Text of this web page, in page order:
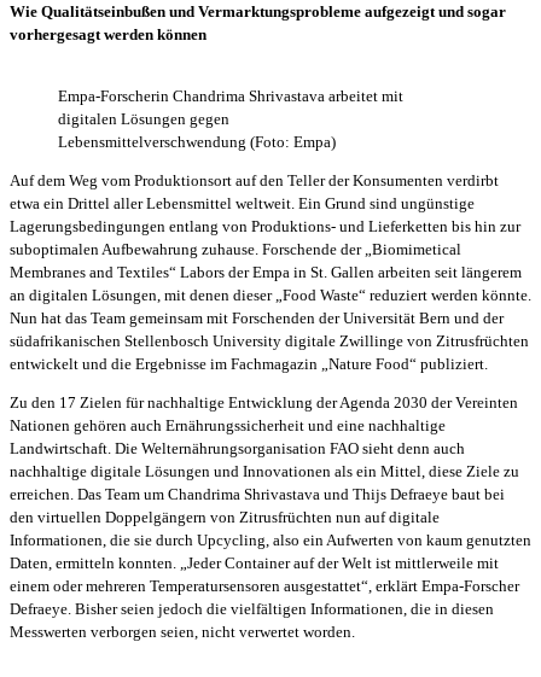
Wie Qualitätseinbußen und Vermarktungsprobleme aufgezeigt und sogar
vorhergesagt werden können
Empa-Forscherin Chandrima Shrivastava arbeitet mit
digitalen Lösungen gegen
Lebensmittelverschwendung (Foto: Empa)
Auf dem Weg vom Produktionsort auf den Teller der Konsumenten verdirbt
etwa ein Drittel aller Lebensmittel weltweit. Ein Grund sind ungünstige
Lagerungsbedingungen entlang von Produktions- und Lieferketten bis hin zur
suboptimalen Aufbewahrung zuhause. Forschende der „Biomimetical
Membranes and Textiles“ Labors der Empa in St. Gallen arbeiten seit längerem
an digitalen Lösungen, mit denen dieser „Food Waste“ reduziert werden könnte.
Nun hat das Team gemeinsam mit Forschenden der Universität Bern und der
südafrikanischen Stellenbosch University digitale Zwillinge von Zitrusfrüchten
entwickelt und die Ergebnisse im Fachmagazin „Nature Food“ publiziert.
Zu den 17 Zielen für nachhaltige Entwicklung der Agenda 2030 der Vereinten
Nationen gehören auch Ernährungssicherheit und eine nachhaltige
Landwirtschaft. Die Welternährungsorganisation FAO sieht denn auch
nachhaltige digitale Lösungen und Innovationen als ein Mittel, diese Ziele zu
erreichen. Das Team um Chandrima Shrivastava und Thijs Defraeye baut bei
den virtuellen Doppelgängern von Zitrusfrüchten nun auf digitale
Informationen, die sie durch Upcycling, also ein Aufwerten von kaum genutzten
Daten, ermitteln konnten. „Jeder Container auf der Welt ist mittlerweile mit
einem oder mehreren Temperatursensoren ausgestattet“, erklärt Empa-Forscher
Defraeye. Bisher seien jedoch die vielfältigen Informationen, die in diesen
Messwerten verborgen seien, nicht verwertet worden.